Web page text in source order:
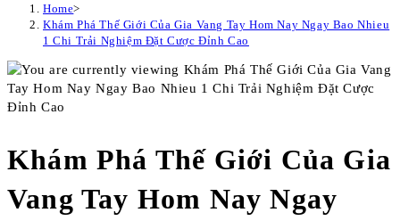
Home>
Khám Phá Thế Giới Của Gia Vang Tay Hom Nay Ngay Bao Nhieu
1 Chi Trải Nghiệm Đặt Cược Đỉnh Cao
Khám Phá Thế Giới Của Gia
Vang Tay Hom Nay Ngay